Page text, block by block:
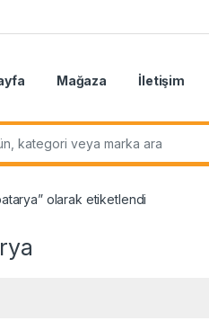
Mağaza İletişim
olarak etiketlendi